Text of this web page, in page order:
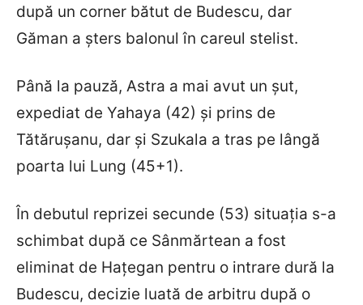
după un corner bătut de Budescu, dar
Găman a șters balonul în careul stelist.
Până la pauză, Astra a mai avut un șut,
expediat de Yahaya (42) și prins de
Tătărușanu, dar și Szukala a tras pe lângă
poarta lui Lung (45+1).
În debutul reprizei secunde (53) situația s-a
schimbat după ce Sânmărtean a fost
eliminat de Hațegan pentru o intrare dură la
Budescu, decizie luată de arbitru după o